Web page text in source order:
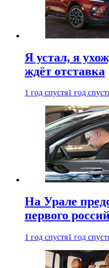
Я устал, я
ждёт отставка
1 год спустя1 год
На Урале
первого
1 год спустя1 год